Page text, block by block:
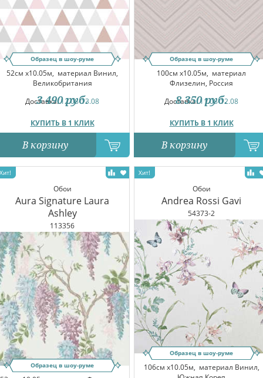
Образец в шоу-руме
52см x10.05м, материал Винил,
Великобритания
Доставка:12.08-13.08
КУПИТЬ В 1 КЛИК
3 490 руб.
В корзину
Образец в шоу-руме
100см x10.05м, материал
Флизелин, Россия
Доставка:11.08-12.08
КУПИТЬ В 1 КЛИК
8 350 руб.
В корзину
Обои
Aura Signature Laura
Ashley
113356
Образец в шоу-руме
Обои
Andrea Rossi Gavi
54373-2
Образец в шоу-руме
106см x10.05м, материал Винил,